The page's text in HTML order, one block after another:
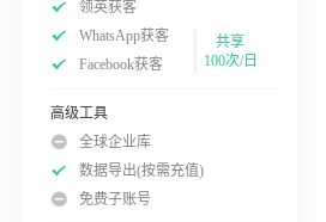
领英获客
WhatsApp获客
Facebook获客
共享
100次/日
高级工具
全球企业库
数据导出(按需充值)
免费子账号